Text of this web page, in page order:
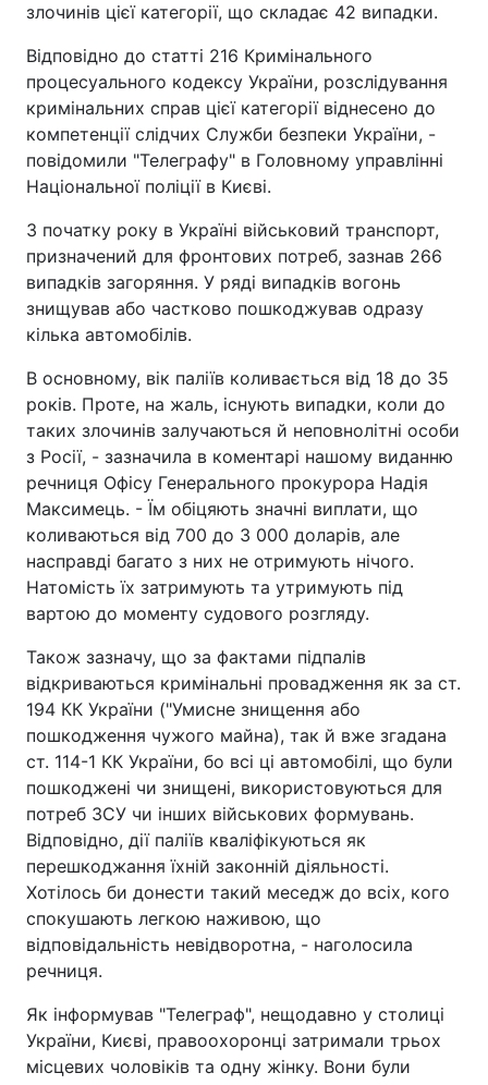
злочинів цієї категорії, що складає 42 випадки.
Відповідно до статті 216 Кримінального
процесуального кодексу України, розслідування
кримінальних справ цієї категорії віднесено до
компетенції слідчих Служби безпеки України, -
повідомили "Телеграфу" в Головному управлінні
Національної поліції в Києві.
З початку року в Україні військовий транспорт,
призначений для фронтових потреб, зазнав 266
випадків загоряння. У ряді випадків вогонь
знищував або частково пошкоджував одразу
кілька автомобілів.
В основному, вік паліїв коливається від 18 до 35
років. Проте, на жаль, існують випадки, коли до
таких злочинів залучаються й неповнолітні особи
з Росії, - зазначила в коментарі нашому виданню
речниця Офісу Генерального прокурора Надія
Максимець. - Їм обіцяють значні виплати, що
коливаються від 700 до 3 000 доларів, але
насправді багато з них не отримують нічого.
Натомість їх затримують та утримують під
вартою до моменту судового розгляду.
Також зазначу, що за фактами підпалів
відкриваються кримінальні провадження як за ст.
194 КК України ("Умисне знищення або
пошкодження чужого майна), так й вже згадана
ст. 114-1 КК України, бо всі ці автомобілі, що були
пошкоджені чи знищені, використовуються для
потреб ЗСУ чи інших військових формувань.
Відповідно, дії паліїв кваліфікуються як
перешкоджання їхній законній діяльності.
Хотілось би донести такий меседж до всіх, кого
спокушають легкою наживою, що
відповідальність невідворотна, - наголосила
речниця.
Як інформував "Телеграф", нещодавно у столиці
України, Києві, правоохоронці затримали трьох
місцевих чоловіків та одну жінку. Вони були